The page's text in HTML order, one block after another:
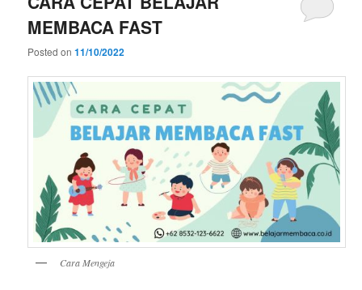
MEMBACA FAST
Posted on11/10/2022
Cara Mengeja